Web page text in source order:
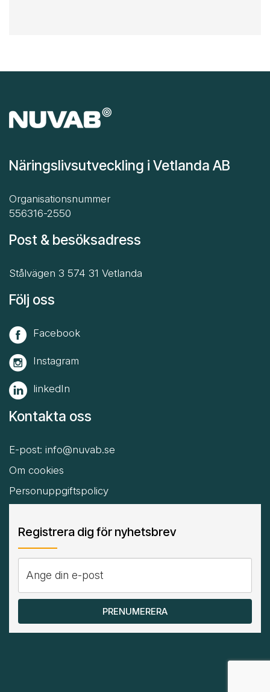
Näringslivsutveckling i Vetlanda AB
Organisationsnummer
556316-2550
Post & besöksadress
Stålvägen 3 574 31 Vetlanda
Följ oss
Facebook
Instagram
linkedIn
Kontakta oss
E-post: info@nuvab.se
Om cookies
Personuppgiftspolicy
Registrera dig för nyhetsbrev